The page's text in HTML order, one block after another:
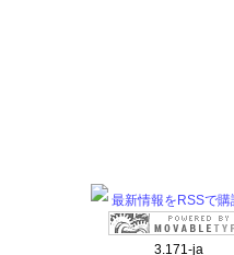
最新情報をRSSで購
3.171-ja